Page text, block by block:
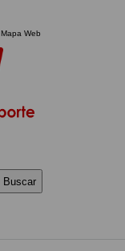
Mapa Web
Buscar